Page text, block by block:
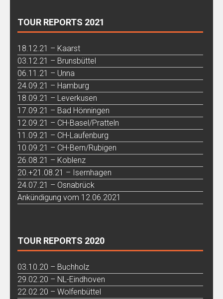
TOUR REPORTS 2021
18.12.21 – Kaarst
03.12.21 – Brunsbüttel
06.11.21 – Unna
24.09.21 – Hamburg
18.09.21 – Leverkusen
17.09.21 – Bad Hönningen
12.09.21 – CH-Basel/Pratteln
11.09.21 – CH-Laufenburg
10.09.21 – CH-Bern/Rubigen
26.08.21 – Koblenz
20.+21.08.21 – Isernhagen
24.07.21 – Osnabrück
Ankündigung vom 12.06.2021
TOUR REPORTS 2020
03.10.20 – Buchholz
29.02.20 – NL-Eindhoven
22.02.20 – Wolfenbüttel